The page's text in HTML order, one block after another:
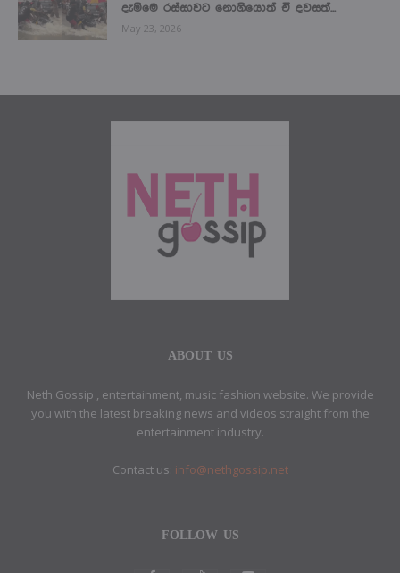
දැම්මෙ රස්සාවට නොගියොත් ඒ දවසත්...
May 23, 2026
ABOUT US
Neth Gossip , entertainment, music fashion website. We provide
you with the latest breaking news and videos straight from the
entertainment industry.
Contact us: info@nethgossip.net
FOLLOW US